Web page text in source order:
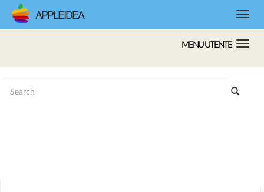
APPLEIDEA
MENU UTENTE